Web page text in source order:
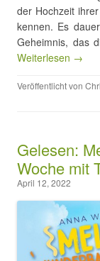
der Hochzeit
kennen. Es
Geheimnis, das
Weiterlesen →
Veröffentlicht von
Gelesen:
Woche mit
April 12, 2022